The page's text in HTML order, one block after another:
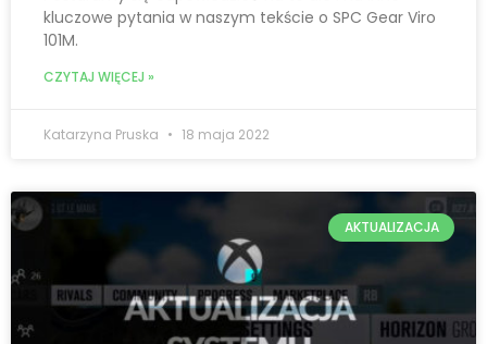
kluczowe pytania w naszym tekście o SPC Gear Viro
101M.
CZYTAJ WIĘCEJ »
Katarzyna Pruska 18 maja 2022
AKTUALIZACJA